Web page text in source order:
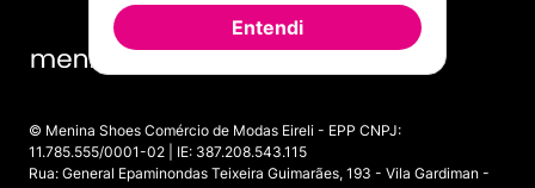
© Menina Shoes Comércio de Modas Eireli - EPP CNPJ:
11.785.555/0001-02 | IE: 387.208.543.115
Rua: General Epaminondas Teixeira Guimarães, 193 - Vila Gardiman -
Entendi